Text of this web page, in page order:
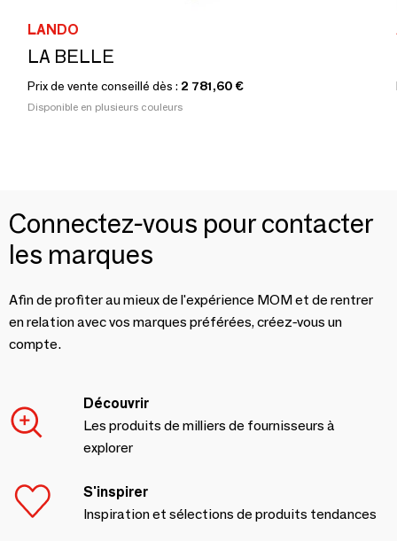
LANDO
LA BELLE
Prix de vente conseillé dès : 2 781,60 €
Disponible en plusieurs couleurs
Connectez-vous pour contacter
les marques
Afin de profiter au mieux de l'expérience MOM et de rentrer
en relation avec vos marques préférées, créez-vous un
compte.
Découvrir
Les produits de milliers de fournisseurs à
explorer
S'inspirer
Inspiration et sélections de produits tendances